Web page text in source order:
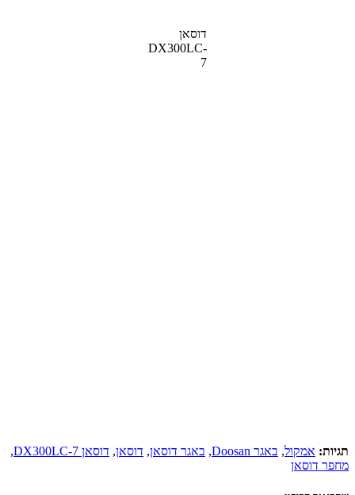
דוסאן
DX300LC-
7
תגיות: אמקול, באגר Doosan , באגר דוסאן, דוסאן, דוסאן DX300LC-7
,
מחפר דוסאן